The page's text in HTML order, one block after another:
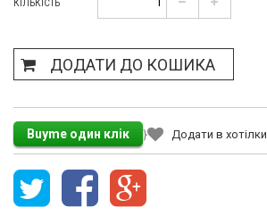
КІЛЬКІСТЬ
ДОДАТИ ДО КОШИКА
} Додати в хотілки